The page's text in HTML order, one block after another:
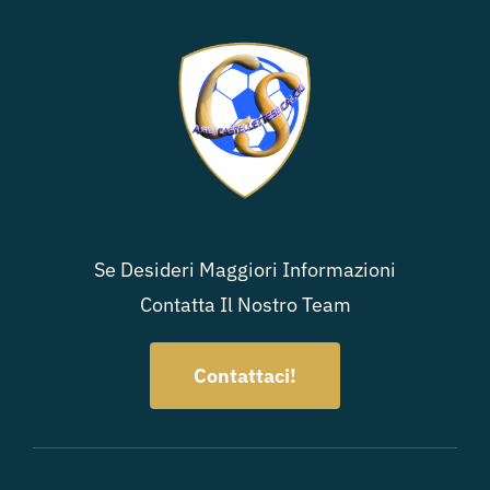
Se Desideri Maggiori Informazioni
Contatta Il Nostro Team
Contattaci!